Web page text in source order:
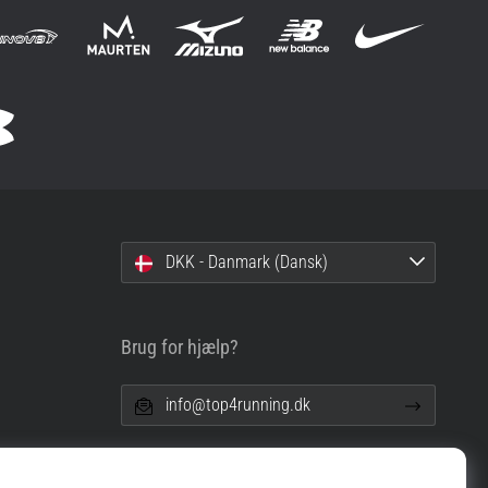
DKK - Danmark (Dansk)
Brug for hjælp?
info@top4running.dk